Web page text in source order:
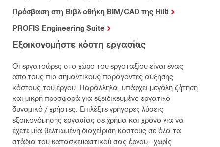
Πρόσβαση στη Βιβλιοθήκη BIM/CAD της Hilti
PROFIS Engineering Suite
Εξοικονομήστε κόστη εργασίας
Οι εργατοώρες στο χώρο του εργοταξίου είναι ένας
από τους πιο σημαντικούς παράγοντες αύξησης
κόστους του έργου. Παράλληλα, υπάρχει μεγάλη ζήτηση
και μικρή προσφορά για εξειδικευμένο εργατικό
δυναμικό / χρήστες. Επιλέξτε γρήγορες λύσεις
εξοικονόμησης εργασίας σε χρήμα και χρόνο για να
έχετε μία βελτιωμένη διαχείριση κόστους σε όλα τα
στάδια του κατασκευαστικού σας έργου– χωρίς